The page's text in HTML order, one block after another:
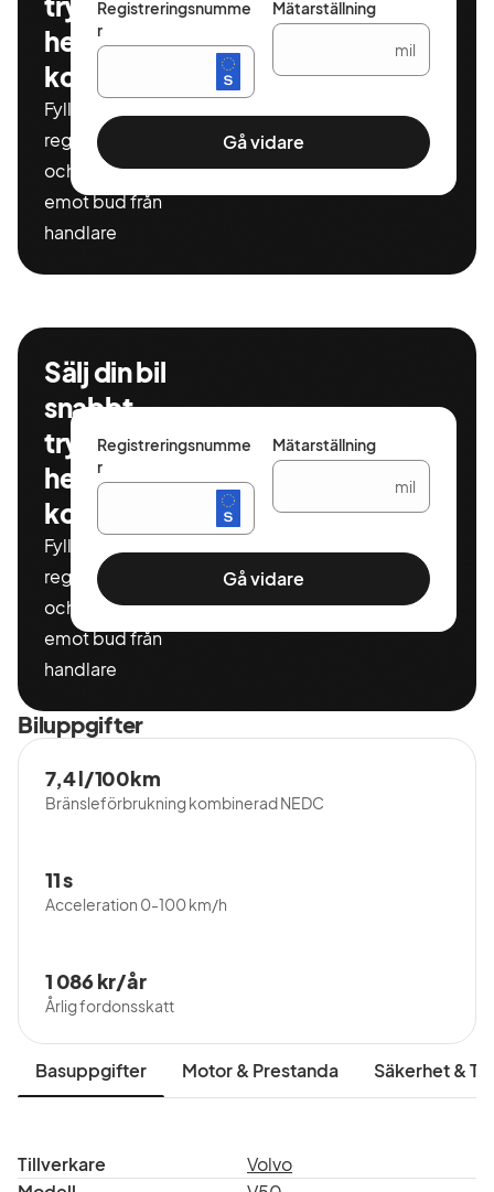
helt
kostnadsfritt
Fyll i ditt
registeringnummer
och miltal för att ta
emot bud från
handlare
Registreringsnumme
r
Mätarställning
mil
Gå vidare
Sälj din bil
snabbt,
tryggt och
helt
kostnadsfritt
Fyll i ditt
registeringnummer
och miltal för att ta
emot bud från
handlare
Registreringsnumme
r
Mätarställning
mil
Gå vidare
Biluppgifter
Bränsleförbrukning kombinerad NEDC
7,4 l/100km
Acceleration 0-100 km/h
11 s
Årlig fordonsskatt
1 086 kr/år
Basuppgifter Motor & Prestanda Säkerhet &
Tillverkare
Volvo